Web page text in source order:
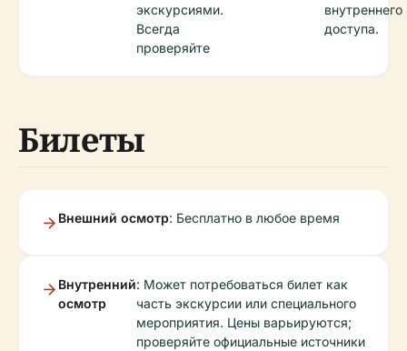
экскурсиями.
Всегда
проверяйте
внутреннего
доступа.
Билеты
Внешний осмотр: Бесплатно в любое время
Внутренний
осмотр
: Может потребоваться билет как
часть экскурсии или специального
мероприятия. Цены варьируются;
проверяйте официальные источники